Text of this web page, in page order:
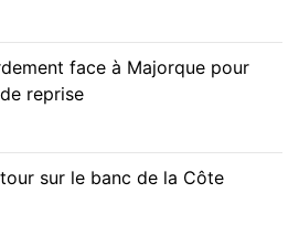
face à Majorque pour
reprise
sur le banc de la Côte